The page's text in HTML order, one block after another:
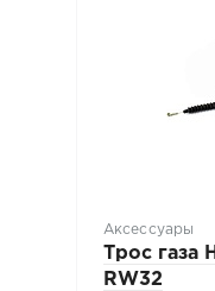
Аксессуары
Трос газа
RW32